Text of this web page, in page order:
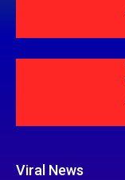
Viral News